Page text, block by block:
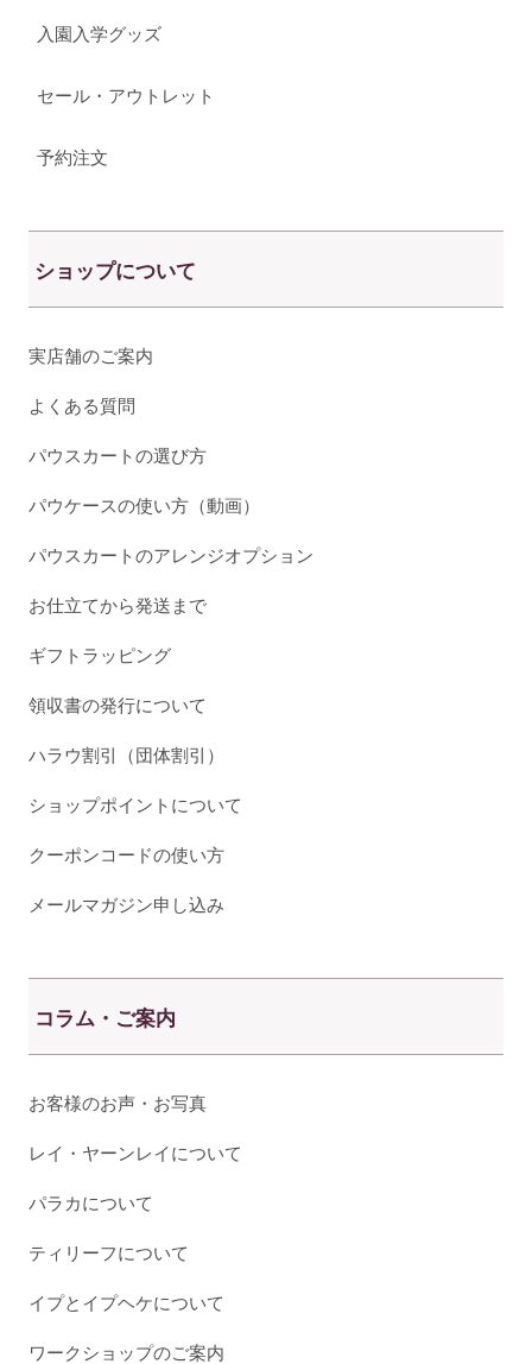
入園入学グッズ
セール・アウトレット
予約注文
ショップについて
実店舗のご案内
よくある質問
パウスカートの選び方
パウケースの使い方（動画）
パウスカートのアレンジオプション
お仕立てから発送まで
ギフトラッピング
領収書の発行について
ハラウ割引（団体割引）
ショップポイントについて
クーポンコードの使い方
メールマガジン申し込み
コラム・ご案内
お客様のお声・お写真
レイ・ヤーンレイについて
パラカについて
ティリーフについて
イプとイプヘケについて
ワークショップのご案内